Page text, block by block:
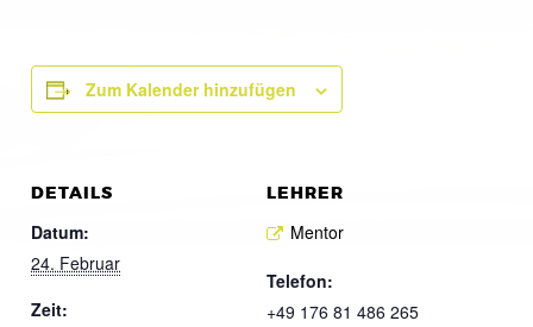
Zum Kalender hinzufügen
DETAILS
Datum:
24. Februar
Zeit:
LEHRER
Mentor
Telefon:
+49 176 81 486 265